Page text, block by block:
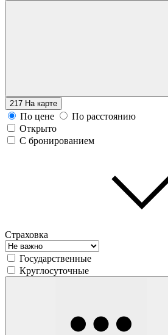
217 На карте
По цене
По расстоянию
Открыто
С бронированием
Страховка
Государственные
Круглосуточные